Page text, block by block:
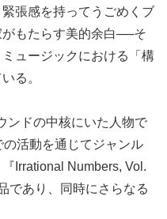
張感を持ってうごめくブ
もたらす美的余白──そ
ュージックにおける「構
る。
ンドの中核にいた人物で
活動を通じてジャンル
Irrational Numbers, Vol.
であり、同時にさらなる